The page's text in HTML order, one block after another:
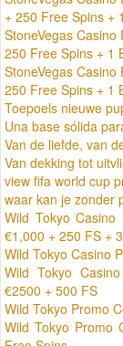
+ 250 Free Spins +
StoneVegas
250 Free Spins + 1
StoneVegas
250 Free Spins + 1
Toepoels nieuwe
Una base sólida
Van de liefde, van
Van dekking tot
view fifa world cup
waar kan je zonder
Wild Tokyo
€1,000 + 250 FS +
Wild Tokyo Casino
Wild Tokyo
€2500 + 500 FS
Wild Tokyo Promo
Wild Tokyo Promo